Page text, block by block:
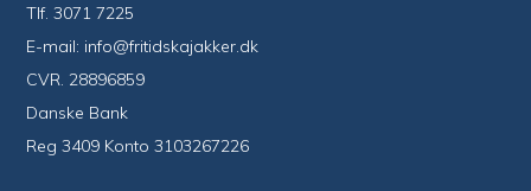
Tlf.3071 7225
E-mail: info@fritidskajakker.dk
CVR. 28896859
Danske Bank
Reg 3409 Konto 3103267226